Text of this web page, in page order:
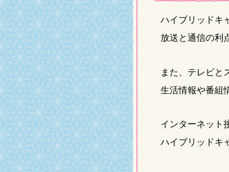
ハイブリッドキ
放送と通信の利
また、テレビと
生活情報や番組
インターネット
ハイブリッドキ